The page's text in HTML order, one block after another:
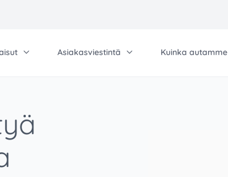
Asiakasviestintä Kuinka autamme
ja Data media -silppurit -
volyymin tuotantokuoritus -
Blog